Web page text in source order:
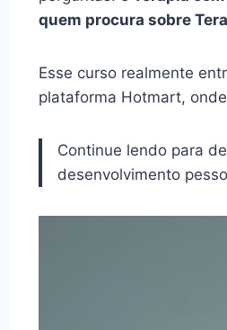
quem procura sobre
Esse curso realmente
plataforma Hotmart,
Continue lendo para
desenvolvimento